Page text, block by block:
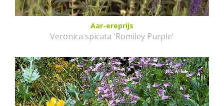
Aar-ereprijs
Veronica spicata 'Romiley Purple'